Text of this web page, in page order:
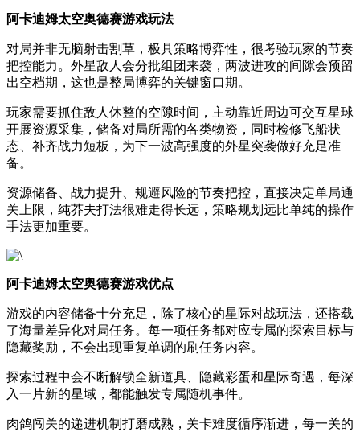
阿卡迪姆太空奥德赛游戏玩法
对局并非无脑射击割草，极具策略博弈性，很考验玩家的节奏
把控能力。外星敌人会分批组团来袭，两波进攻的间隙会预留
出空档期，这也是整局博弈的关键窗口期。
玩家需要抓住敌人休整的空隙时间，主动靠近周边可交互星球
开展资源采集，储备对局所需的各类物资，同时检修飞船状
态、补齐战力短板，为下一波高强度的外星突袭做好充足准
备。
资源储备、战力提升、规避风险的节奏把控，直接决定单局通
关上限，纯莽夫打法很难走得长远，策略规划远比单纯的操作
手法更加重要。
阿卡迪姆太空奥德赛游戏优点
游戏的内容储备十分充足，除了核心的星际对战玩法，还搭载
了海量差异化对局任务。每一项任务都对应专属的探索目标与
隐藏奖励，不会出现重复单调的刷任务内容。
探索过程中会不断解锁全新道具、隐藏彩蛋和星际奇遇，每深
入一片新的星域，都能触发专属随机事件。
肉鸽闯关的递进机制打磨成熟，关卡难度循序渐进，每一关的